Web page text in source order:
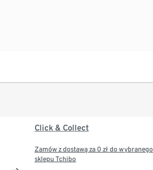
Click & Collect
Zamów z dostawą za 0 zł do wybranego
sklepu Tchibo